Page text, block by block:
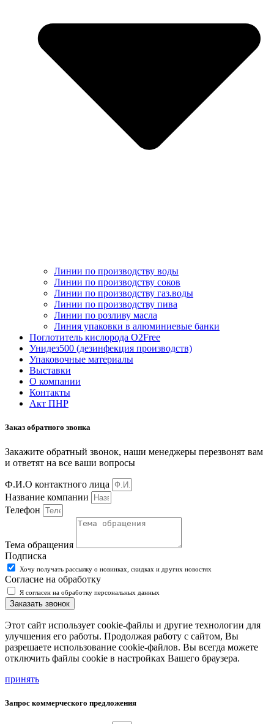
Линии по производству воды
Линии по производству соков
Линии по производству газ.воды
Линии по производству пива
Линии по розливу масла
Линия упаковки в алюминиевые банки
Поглотитель кислорода O2Free
Унидез500 (дезинфекция производств)
Упаковочные материалы
Выставки
О компании
Контакты
Акт ПНР
Заказ обратного звонка
Закажите обратный звонок, наши менеджеры перезвонят вам
и ответят на все ваши вопросы
Ф.И.О контактного лица
Название компании
Телефон
Тема обращения
Подписка
Хочу получать рассылку о новинках, скидках и других новостях
Согласие на обработку
Я согласен на обработку персональных данных
Заказать звонок
Этот сайт использует cookie-файлы и другие технологии для
улучшения его работы. Продолжая работу с сайтом, Вы
разрешаете использование cookie-файлов. Вы всегда можете
отключить файлы cookie в настройках Вашего браузера.
принять
Запрос коммерческого предложения